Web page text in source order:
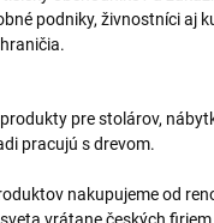
podniky, živnostníci aj
pre stolárov,
pracujú s drevom.
nakupujeme od